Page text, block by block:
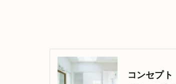
コンセプト